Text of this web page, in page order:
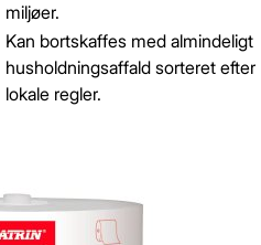
miljøer.
Kan bortskaffes med almindeligt
husholdningsaffald sorteret efter
lokale regler.